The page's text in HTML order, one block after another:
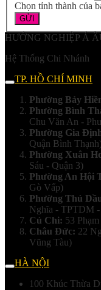
Chọn tỉnh thành của
HƯỚNG NGHIỆP Á
Hệ Thống Chi Nhánh
TP. HỒ CHÍ MINH
Phường Bảy
Phường Bình
Chu Văn An -
Phường Gia
Quận Bình
Phường Xuân
Sáu - Quận 3)
Phường An Hội
Gò Vấp)
Phường Thủ
Nghĩa - TPTDM
Củ Chi: 53
Châu Đức: 22
Vũng Tàu)
HÀ NỘI
100 Khúc Thừa